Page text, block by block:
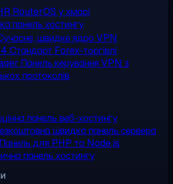
RouterOS у хмарі
панель хостингу
швидке ядро VPN
Стандарт Forex-торгівлі
Панель керування VPN з
протоколів
панель веб-хостингу
швидка панель сервера
Панель для PHP та Node.js
панель хостингу